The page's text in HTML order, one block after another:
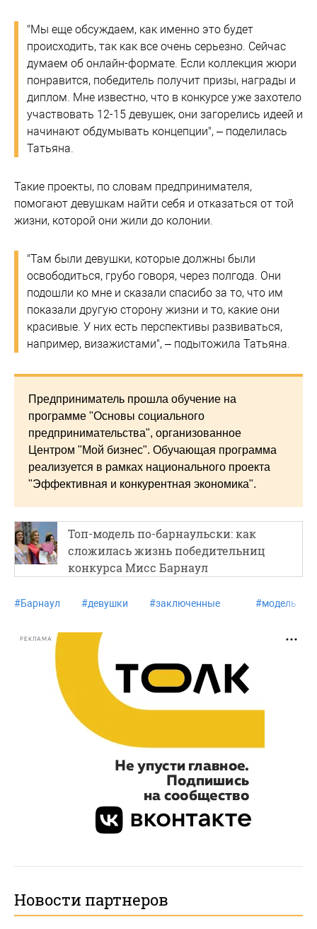
"Мы еще обсуждаем, как именно это будет
происходить, так как все очень серьезно. Сейчас
думаем об онлайн-формате. Если коллекция жюри
понравится, победитель получит призы, награды и
диплом. Мне известно, что в конкурсе уже захотело
участвовать 12-15 девушек, они загорелись идеей и
начинают обдумывать концепции", – поделилась
Татьяна.
Такие проекты, по словам предпринимателя,
помогают девушкам найти себя и отказаться от той
жизни, которой они жили до колонии.
"Там были девушки, которые должны были
освободиться, грубо говоря, через полгода. Они
подошли ко мне и сказали спасибо за то, что им
показали другую сторону жизни и то, какие они
красивые. У них есть перспективы развиваться,
например, визажистами", – подытожила Татьяна.
Предприниматель прошла обучение на
программе "Основы социального
предпринимательства", организованное
Центром "Мой бизнес". Обучающая программа
реализуется в рамках национального проекта
"Эффективная и конкурентная экономика".
Топ-модель по-барнаульски: как
сложилась жизнь победительниц
конкурса Мисс Барнаул
#Барнаул #девушки #заключенные #модель
РЕКЛАМА
Новости партнеров